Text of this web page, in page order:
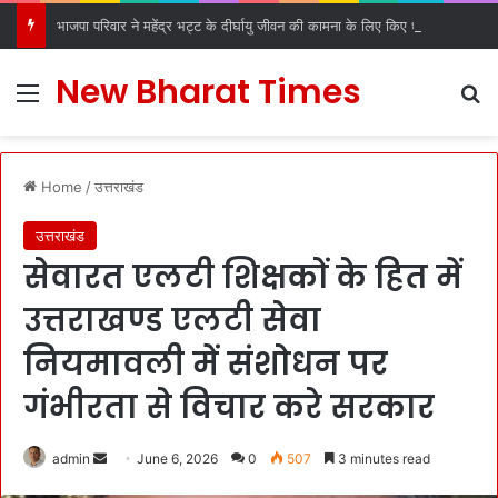
Menu
New Bharat Times
Home /उत्तराखंड
उत्तराखंड
सेवारत एलटी शिक्षकों के हित में
उत्तराखण्ड एलटी सेवा
नियमावली में संशोधन पर
गंभीरता से विचार करे सरकार
admin June 6, 2026 0 507 3 minutes read